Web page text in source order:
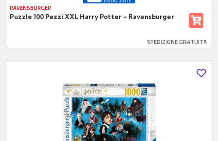
RAVENSBURGER
Puzzle 100 Pezzi XXL Harry Potter – Ravensburger
SPEDIZIONE GRATUITA